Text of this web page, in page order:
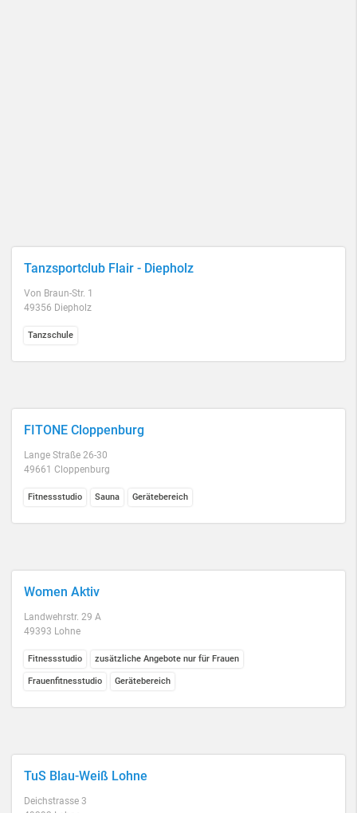
Tanzsportclub Flair - Diepholz
Von Braun-Str. 1
49356 Diepholz
Tanzschule
FITONE Cloppenburg
Lange Straße 26-30
49661 Cloppenburg
Fitnessstudio Sauna Gerätebereich
Women Aktiv
Landwehrstr. 29 A
49393 Lohne
Fitnessstudio zusätzliche Angebote nur für Frauen
Frauenfitnesstudio Gerätebereich
TuS Blau-Weiß Lohne
Deichstrasse 3